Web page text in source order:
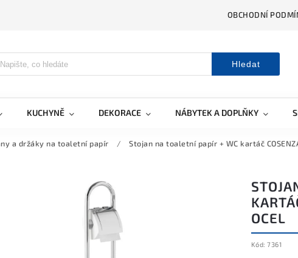
OBCHODNÍ
Hledat
KUCHYNĚ DEKORACE NÁBYTEK A DOPLŇKY
a držáky na toaletní papír / Stojan na toaletní papír + WC kartáč
OCEL
Kód: 7361